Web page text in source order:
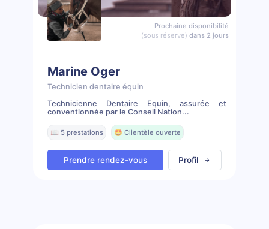
Prochaine disponibilité
(sous réserve) dans 2 jours
Marine Oger
Technicien dentaire équin
Technicienne Dentaire Equin, assurée et
conventionnée par le Conseil Nation...
📖 5 prestations 🤩 Clientèle ouverte
Prendre rendez-vous Profil